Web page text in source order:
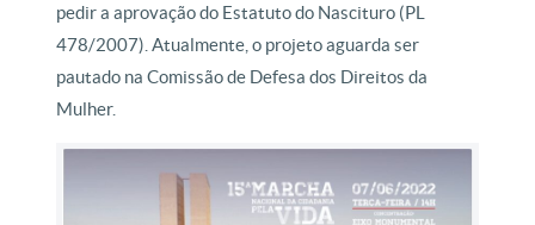
pedir a aprovação do Estatuto do Nascituro (PL
478/2007). Atualmente, o projeto aguarda ser
pautado na Comissão de Defesa dos Direitos da
Mulher.